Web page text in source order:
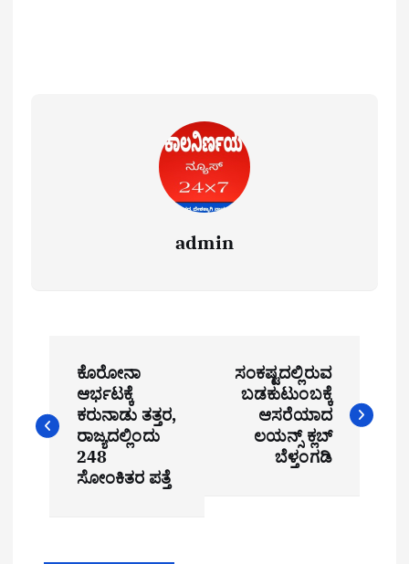
admin
s
ಕೊರೋನಾ
ಆರ್ಭಟಕ್ಕೆ
ಕರುನಾಡು ತತ್ತರ,
ರಾಜ್ಯದಲ್ಲಿಂದು
248
ಸೋಂಕಿತರ ಪತ್ತೆ
ಸಂಕಷ್ಟದಲ್ಲಿರುವ
ಬಡಕುಟುಂಬಕ್ಕೆ
ಆಸರೆಯಾದ
ಲಯನ್ಸ್ ಕ್ಲಬ್
ಬೆಳ್ತಂಗಡಿ